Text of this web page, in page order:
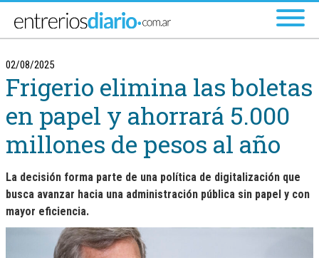
02/08/2025
Frigerio elimina las boletas
en papel y ahorrará 5.000
millones de pesos al año
La decisión forma parte de una política de digitalización que
busca avanzar hacia una administración pública sin papel y con
mayor eficiencia.